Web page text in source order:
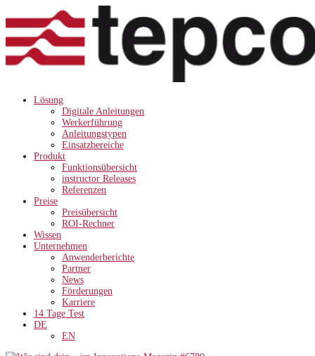
Lösung
Digitale Anleitungen
Werkerführung
Anleitungstypen
Einsatzbereiche
Produkt
Funktionsübersicht
instructor Releases
Referenzen
Preise
Preisübersicht
ROI-Rechner
Wissen
Unternehmen
Anwenderberichte
Partner
News
Förderungen
Karriere
14 Tage Test
DE
EN